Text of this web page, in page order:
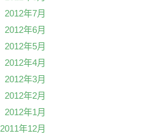
2012年7月
2012年6月
2012年5月
2012年4月
2012年3月
2012年2月
2012年1月
2011年12月